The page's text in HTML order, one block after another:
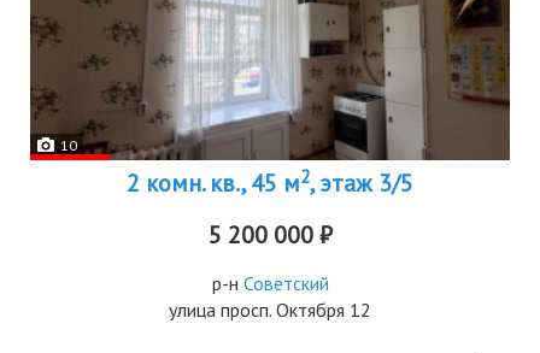
10
2 комн. кв., 45 м2, этаж 3/5
5 200 000 ₽
р-н Советский
улица просп. Октября 12